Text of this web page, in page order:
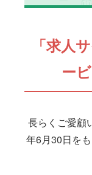
「求人
ー
長らくご愛顧
年6月30日を